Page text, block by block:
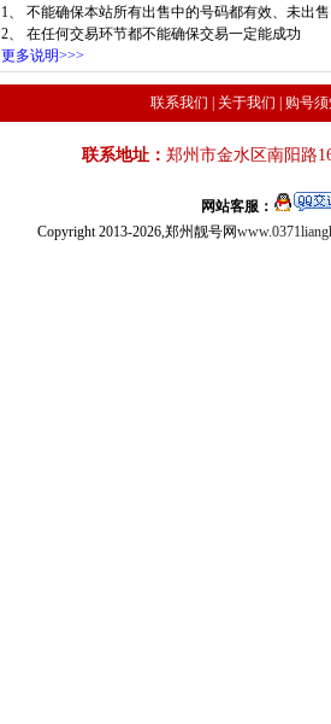
1、 不能确保本站所有出售中的号码都有效、未出
2、 在任何交易环节都不能确保交易一定能成功
更多说明>>>
联系我们 关于我们 购号
联系地址： 郑州市金水区南阳路
网站客服：
Copyright 2013-2026,郑州靓号网